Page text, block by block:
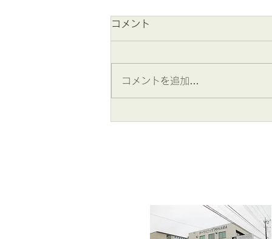
2026年8月 夏季休業のお知
コメント
コメントを追加…